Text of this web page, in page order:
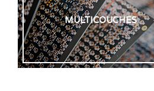
MULTICOUCHES